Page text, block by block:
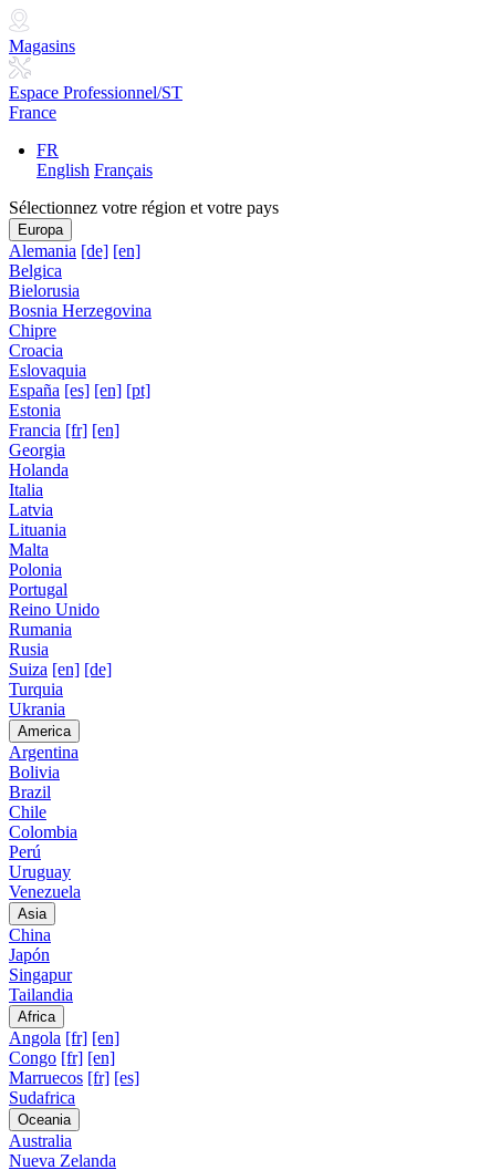
Magasins
Espace Professionnel/ST
France
FR
English Français
Sélectionnez votre région et votre pays
Europa
Alemania [de] [en]
Belgica
Bielorusia
Bosnia Herzegovina
Chipre
Croacia
Eslovaquia
España [es] [en] [pt]
Estonia
Francia [fr] [en]
Georgia
Holanda
Italia
Latvia
Lituania
Malta
Polonia
Portugal
Reino Unido
Rumania
Rusia
Suiza [en] [de]
Turquia
Ukrania
America
Argentina
Bolivia
Brazil
Chile
Colombia
Perú
Uruguay
Venezuela
Asia
China
Japón
Singapur
Tailandia
Africa
Angola [fr] [en]
Congo [fr] [en]
Marruecos [fr] [es]
Sudafrica
Oceania
Australia
Nueva Zelanda